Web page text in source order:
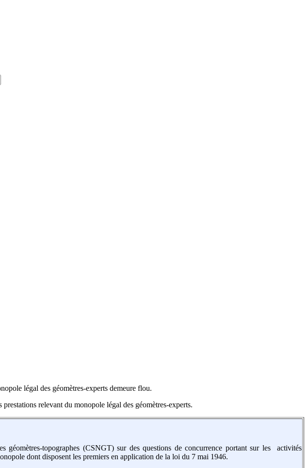
légal des géomètres-experts demeure flou.
relevant du monopole légal des géomètres-experts.
topographes (CSNGT) sur des questions de concurrence portant sur les activités
dont disposent les premiers en application de la loi du 7 mai 1946.